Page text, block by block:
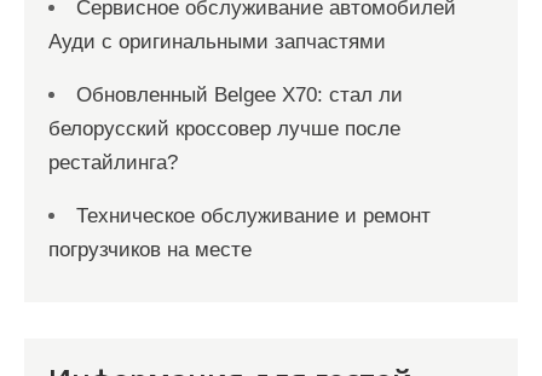
Сервисное обслуживание автомобилей
Ауди с оригинальными запчастями
Обновленный Belgee X70: стал ли
белорусский кроссовер лучше после
рестайлинга?
Техническое обслуживание и ремонт
погрузчиков на месте